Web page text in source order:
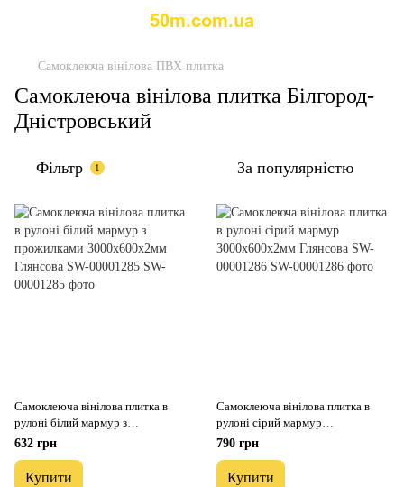
Самоклеюча вінілова ПВХ плитка
Самоклеюча вінілова плитка Білгород-
Дністровський
Фільтр 1 За популярністю
Самоклеюча вінілова плитка в
рулоні білий мармур з
прожилками 3000х600х2мм
632 грн
Купити
Самоклеюча вінілова плитка в
рулоні сірий мармур
3000х600х2мм Глянсова SW-
790 грн
Купити